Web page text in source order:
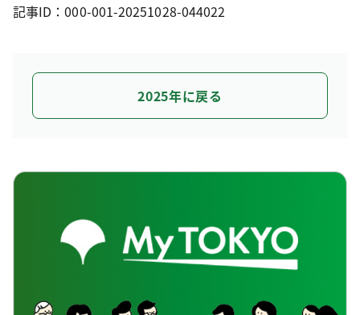
記事ID：000-001-20251028-044022
2025年に戻る